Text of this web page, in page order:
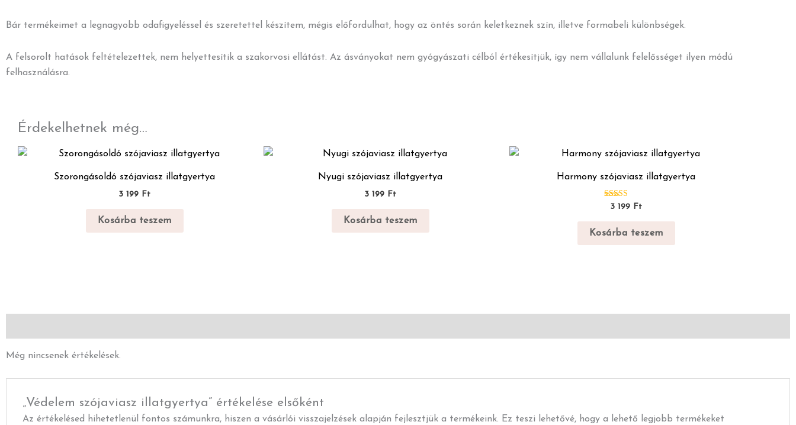
Bár termékeimet a legnagyobb odafigyeléssel és szeretettel készítem, mégis előfordulhat, hogy az öntés során keletkeznek szín, illetve formabeli különbségek.
A felsorolt hatások feltételezettek, nem helyettesítik a szakorvosi ellátást. Az ásványokat nem gyógyászati célból értékesítjük, így nem vállalunk felelősséget ilyen módú
felhasználásra.
Érdekelhetnek még…
Szorongásoldó szójaviasz illatgyertya
3 199 Ft
Kosárba teszem
Nyugi szójaviasz illatgyertya
3 199 Ft
Kosárba teszem
Harmony szójaviasz illatgyertya
Értékelés:
/ 5
3 199 Ft
Kosárba teszem
Még nincsenek értékelések.
„Védelem szójaviasz illatgyertya” értékelése elsőként
Az értékelésed hihetetlenül fontos számunkra, hiszen a vásárlói visszajelzések alapján fejlesztjük a termékeink. Ez teszi lehetővé, hogy a lehető legjobb termékeket